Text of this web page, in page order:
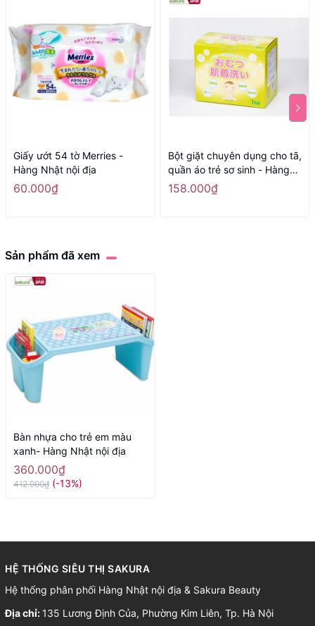
Giấy ướt 54 tờ Merries -
Hàng Nhật nội địa
60.000₫
Bột giặt chuyên dụng cho tã,
quần áo trẻ sơ sinh - Hàng
Nhật nội địa
158.000₫
Sản phẩm đã xem
Bàn nhựa cho trẻ em màu
xanh- Hàng Nhật nội địa
360.000₫
412.000₫ (-13%)
HỆ THỐNG SIÊU THỊ SAKURA
Hệ thống phân phối Hàng Nhật nội địa & Sakura Beauty
Địa chỉ: 135 Lương Định Của, Phường Kim Liên, Tp. Hà Nội